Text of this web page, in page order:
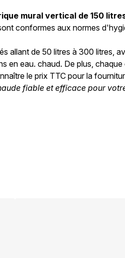
mural vertical de 150
conformes aux normes
allant de 50 litres à 300 litres,
en eau. chaud. De plus,
le prix TTC pour la
fiable et efficace pour